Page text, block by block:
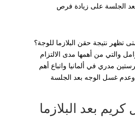
الجلسة على زيادة فرص
تظهر نتيجة حقن البلازما للوجة؟
والتي من أهمها مدى الالتزام
مدري في ألمانيا واتباع أهم
وعدم غسل الوجه بعد الجلسة
بعد البلازما